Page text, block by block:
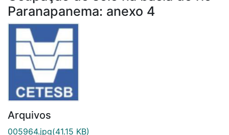
Repositório
Doações/Aquisições
Fale Conosco
Paranapanema: anexo 4
Arquivos
005964.jpg(41.15 KB)